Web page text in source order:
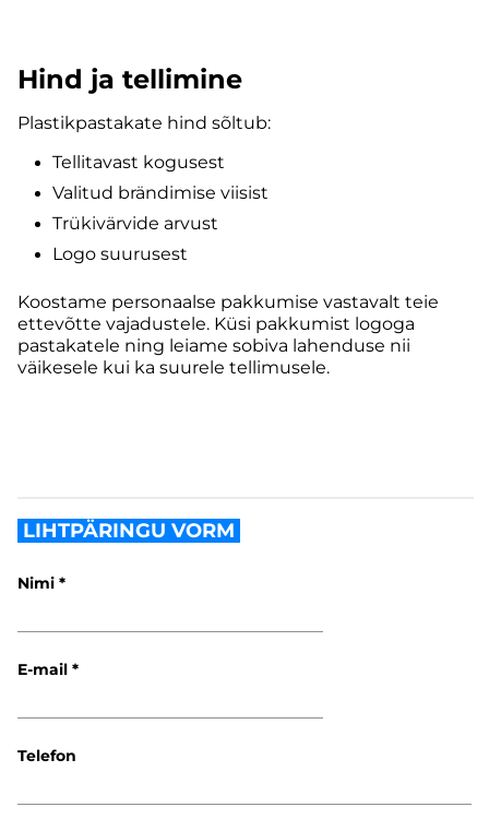
Hind ja tellimine
Plastikpastakate hind sõltub:
Tellitavast kogusest
Valitud brändimise viisist
Trükivärvide arvust
Logo suurusest
Koostame personaalse pakkumise vastavalt teie
ettevõtte vajadustele. Küsi pakkumist logoga
pastakatele ning leiame sobiva lahenduse nii
väikesele kui ka suurele tellimusele.
LIHTPÄRINGU VORM
Nimi
E-mail
Telefon